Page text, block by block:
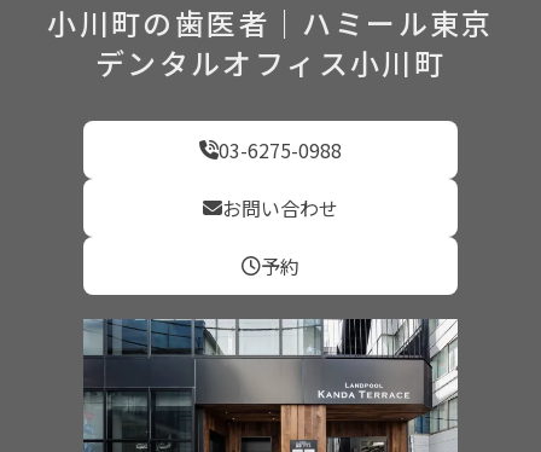
小川町の歯医者｜ハミール東京
デンタルオフィス小川町
03-6275-0988
お問い合わせ
予約